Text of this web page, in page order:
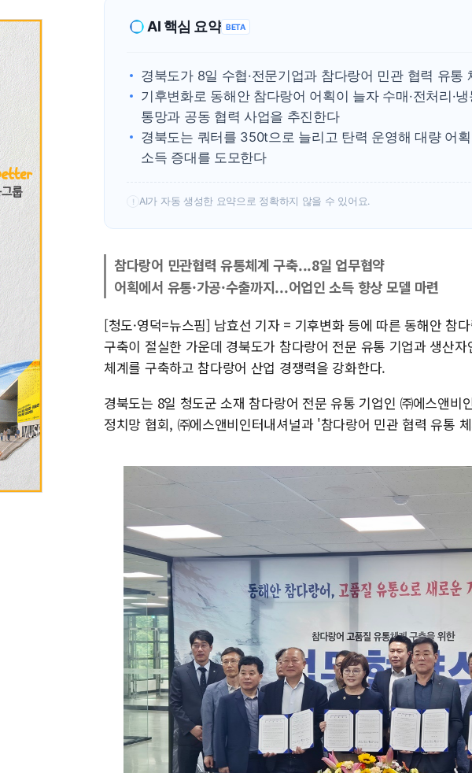
AI 핵심 요약 BETA
경북도가 8일 수협·전문기업과 참다랑어 민관 협력 유통
기후변화로 동해안 참다랑어 어획이 늘자 수매·전처리·
통망과 공동 협력 사업을 추진한다
경북도는 쿼터를 350t으로 늘리고 탄력 운영해 대량 어
소득 증대를 도모한다
! AI가 자동 생성한 요약으로 정확하지 않을 수 있어요.
참다랑어 민관협력 유통체계 구축...8일 업무협약
어획에서 유통·가공·수출까지...어업인 소득 향상 모델 마련
[청도·영덕=뉴스핌] 남효선 기자 = 기후변화 등에 따른 동해안 참
구축이 절실한 가운데 경북도가 참다랑어 전문 유통 기업과 생산
체계를 구축하고 참다랑어 산업 경쟁력을 강화한다.
경북도는 8일 청도군 소재 참다랑어 전문 유통 기업인 ㈜에스앤비
정치망 협회, ㈜에스앤비인터내셔널과 '참다랑어 민관 협력 유통